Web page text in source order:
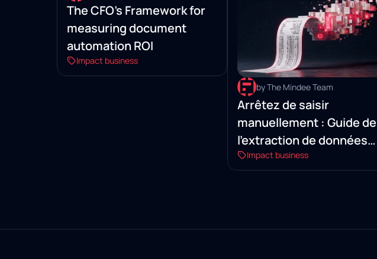
The CFO’s Framework for
measuring document
automation ROI
Impact business
by The Mindee Team
Arrêtez de saisir
manuellement : Guide de
l'extraction de données
basée sur l'IA, pour traiter
les reçus
Impact business